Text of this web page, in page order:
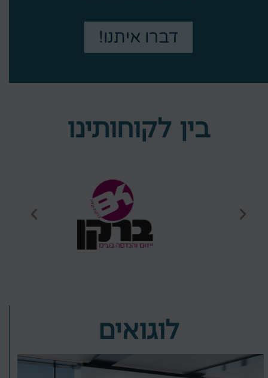
דברו איתנו!
בין לקוחותינו
לוגואים